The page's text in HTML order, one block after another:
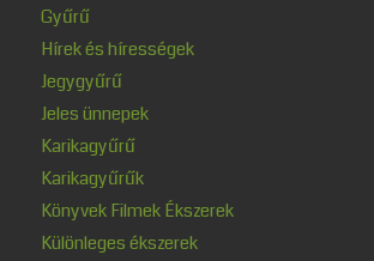
Gyűrű
Hírek és hírességek
Jegygyűrű
Jeles ünnepek
Karikagyűrű
Karikagyűrűk
Könyvek Filmek Ékszerek
Különleges ékszerek